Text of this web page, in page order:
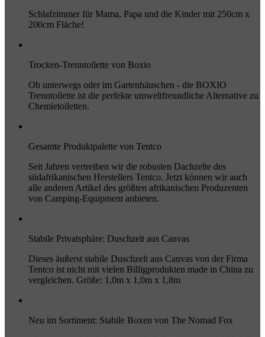
Schlafzimmer für Mama, Papa und die Kinder mit 250cm x
200cm Fläche!
Trocken-Trenntoilette von Boxio
Ob unterwegs oder im Gartenhäuschen - die BOXIO
Trenntoilette ist die perfekte umweltfreundliche Alternative zu
Chemietoiletten.
Gesamte Produktpalette von Tentco
Seit Jahren vertreiben wir die robusten Dachzelte des
südafrikanischen Herstellers Tentco. Jetzt können wir auch
alle anderen Artikel des größten afrikanischen Produzenten
von Camping-Equipment anbieten.
Stabile Privatsphäre: Duschzelt aus Canvas
Dieses äußerst stabile Duschzelt aus Canvas von der Firma
Tentco ist nicht mit vielen Billigprodukten made in China zu
vergleichen. Größe: 1,0m x 1,0m x 1,8m
Neu im Sortiment: Stabile Boxen von The Nomad Fox